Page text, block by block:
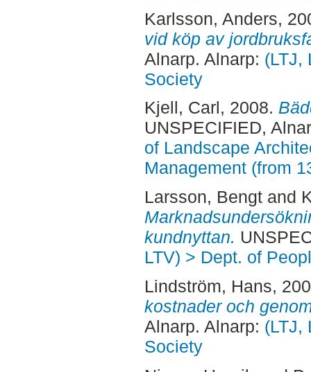
Karlsson, Anders,
vid köp av
Alnarp. Alnarp: (LTJ,
Society
Kjell, Carl, 2008.
UNSPECIFIED,
of Landscape
Management (from
Larsson, Bengtand
kundnyttan.
LTV) > Dept. of
Lindström, Hans,
kostnader och
Alnarp. Alnarp: (LTJ,
Society